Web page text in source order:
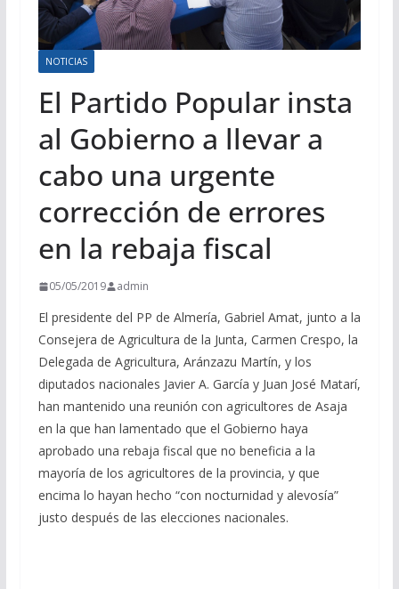
NOTICIAS
El Partido Popular insta
al Gobierno a llevar a
cabo una urgente
corrección de errores
en la rebaja fiscal
05/05/2019 admin
El presidente del PP de Almería, Gabriel Amat, junto a la
Consejera de Agricultura de la Junta, Carmen Crespo, la
Delegada de Agricultura, Aránzazu Martín, y los
diputados nacionales Javier A. García y Juan José Matarí,
han mantenido una reunión con agricultores de Asaja
en la que han lamentado que el Gobierno haya
aprobado una rebaja fiscal que no beneficia a la
mayoría de los agricultores de la provincia, y que
encima lo hayan hecho “con nocturnidad y alevosía”
justo después de las elecciones nacionales.